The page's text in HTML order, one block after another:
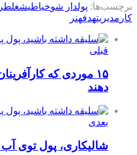
برچسب‌ها: پولدار شوخیاطیشغل
کار مدیریتهدفهنر
قبلی
۱۵ موردی که
دهند
بعدی
شالیکاری، پول توی